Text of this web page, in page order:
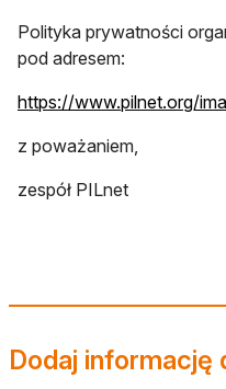
Polityka prywatności
pod adresem:
https://www.pilnet.org/
z poważaniem,
zespół PILnet
Dodaj informację